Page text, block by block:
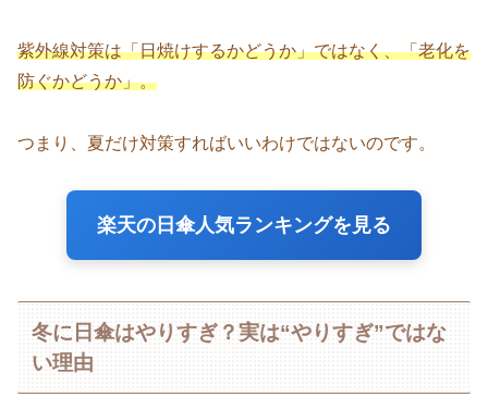
紫外線対策は「日焼けするかどうか」ではなく、「老化を
防ぐかどうか」。
つまり、夏だけ対策すればいいわけではないのです。
楽天の日傘人気ランキングを見る
冬に日傘はやりすぎ？実は“やりすぎ”ではな
い理由